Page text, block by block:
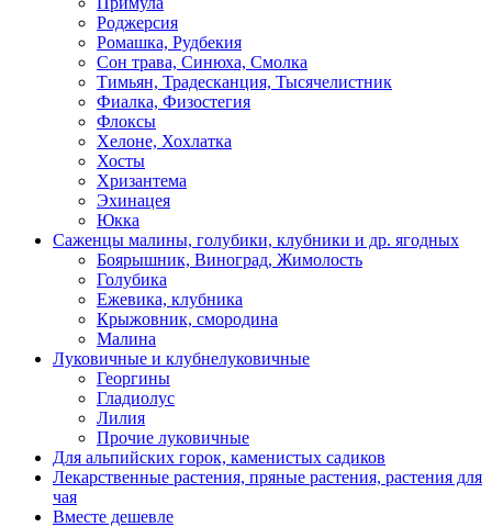
Роджерсия
Ромашка, Рудбекия
Сон трава, Синюха, Смолка
Тимьян, Традесканция, Тысячелистник
Фиалка, Физостегия
Флоксы
Хелоне, Хохлатка
Хосты
Хризантема
Эхинацея
Юкка
Саженцы малины, голубики, клубники и др. ягодных
Боярышник, Виноград, Жимолость
Голубика
Ежевика, клубника
Крыжовник, смородина
Малина
Луковичные и клубнелуковичные
Георгины
Гладиолус
Лилия
Прочие луковичные
Для альпийских горок, каменистых садиков
Лекарственные растения, пряные растения, растения для
чая
Вместе дешевле